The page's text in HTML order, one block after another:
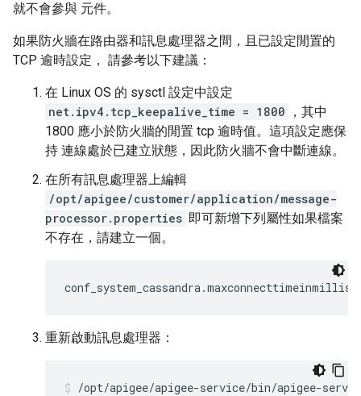
就不會參與 元件。
如果防火牆在路由器和訊息處理器之間，且已設定閒置的
TCP 逾時設定， 請參考以下建議：
在 Linux OS 的 sysctl 設定中設定
net.ipv4.tcp_keepalive_time = 1800
，其中
1800 應小於防火牆的閒置 tcp 逾時值。這項設定應保
持 連線處於已建立狀態，因此防火牆不會中斷連線。
在所有訊息處理器上編輯
/opt/apigee/customer/application/message-
processor.properties 即可新增下列屬性如果檔案
不存在，請建立一個。
重新啟動訊息處理器：
/opt/apigee/apigee-service/bin/apigee-